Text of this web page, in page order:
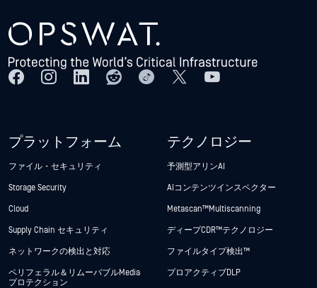
プラットフォーム
ファイル・セキュリティ
Storage Security
Cloud
Supply Chain セキュリティ
ネットワークの検出と対応
ペリフェラル＆リムーバブルMedia
プロテクション
テクノロジー
予測型アリンAI
AIコンテンツインスペクター
Metascan™ Multiscanning
ディープCDR™テクノロジー
ファイルタイプ検出™
プロアクティブDLP